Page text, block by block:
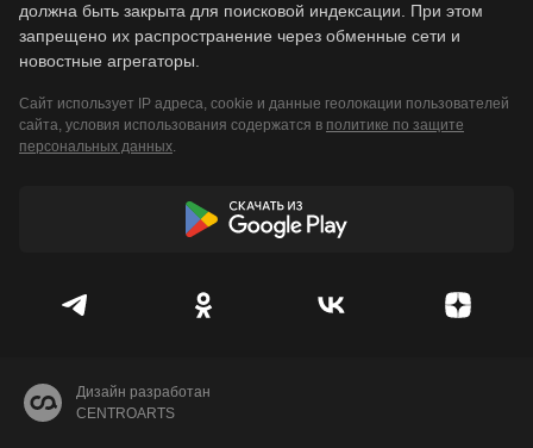
должна быть закрыта для поисковой индексации. При этом
запрещено их распространение через обменные сети и
новостные агрегаторы.
Сайт использует IP адреса, cookie и данные геолокации пользователей
сайта, условия использования содержатся в политике по защите
персональных данных.
Дизайн разработан
CENTROARTS